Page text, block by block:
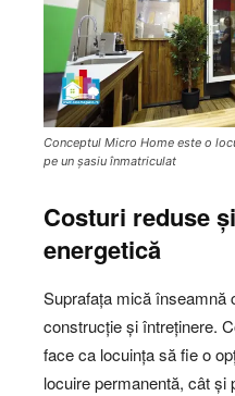
Conceptul Micro Home este o
pe un șasiu înmatriculat
Costuri reduse
energetică
Suprafața mică înseamnă
construcție și întreținere.
face ca locuința să fie o
locuire permanentă, cât